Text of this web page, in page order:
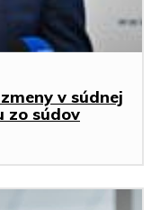
v súdnej
zo súdov